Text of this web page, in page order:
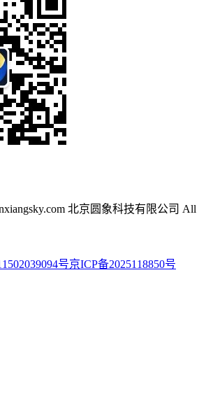
北京圆象科技有限公司 All
号京ICP备2025118850号